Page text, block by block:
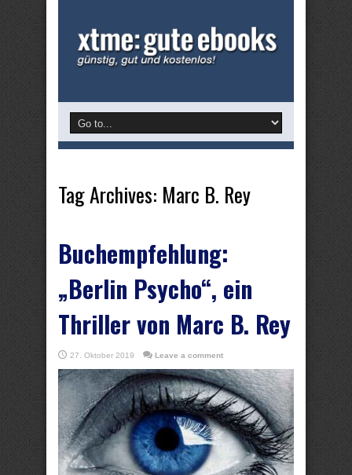
Tag Archives: Marc B. Rey
Buchempfehlung:
„Berlin Psycho“, ein
Thriller von Marc B. Rey
27. Oktober 2019 Leave a comment